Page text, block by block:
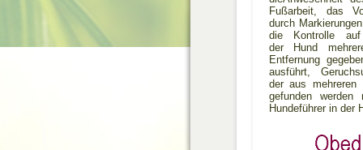
Fußarbeit, das
durch
die Kontrolle
der Hund
Entfernung
ausführt,
der aus mehreren
gefunden
Hundeführer in der